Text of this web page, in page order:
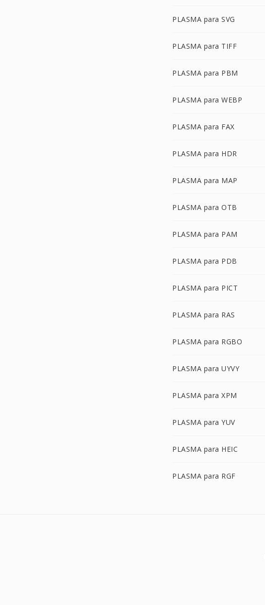
PLASMA para SVG
PLASMA para TIFF
PLASMA para PBM
PLASMA para WEBP
PLASMA para FAX
PLASMA para HDR
PLASMA para MAP
PLASMA para OTB
PLASMA para PAM
PLASMA para PDB
PLASMA para PICT
PLASMA para RAS
PLASMA para RGBO
PLASMA para UYVY
PLASMA para XPM
PLASMA para YUV
PLASMA para HEIC
PLASMA para RGF